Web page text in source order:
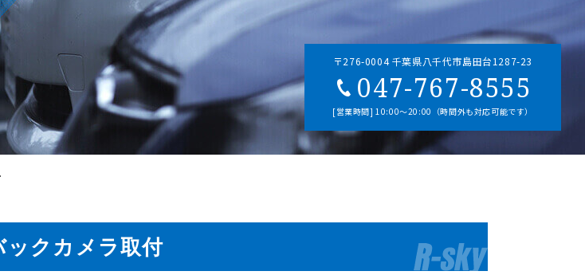
〒276-0004 千葉県八千代市島田台1287-23
047-767-8555
[営業時間] 10:00～20:00（時間外も対応可能です）
クカメラ取付